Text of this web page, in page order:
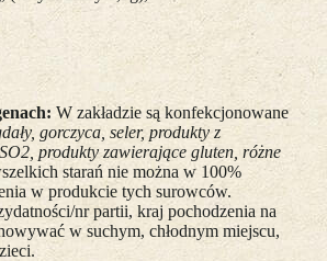
W zakładzie są konfekcjonowane
gorczyca, seler, produkty z
produkty zawierające gluten, różne
starań nie można w 100%
w produkcie tych surowców.
nr partii, kraj pochodzenia na
w suchym, chłodnym miejscu,